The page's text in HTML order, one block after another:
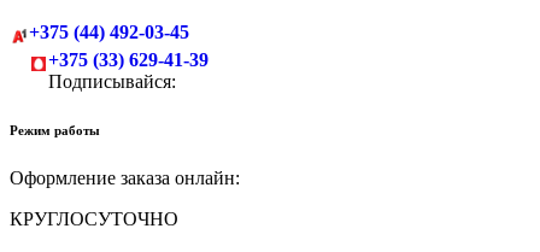
+375 (44) 492-03-45
+375 (33) 629-41-39
Подписывайся:
Режим работы
Оформление заказа онлайн:
КРУГЛОСУТОЧНО